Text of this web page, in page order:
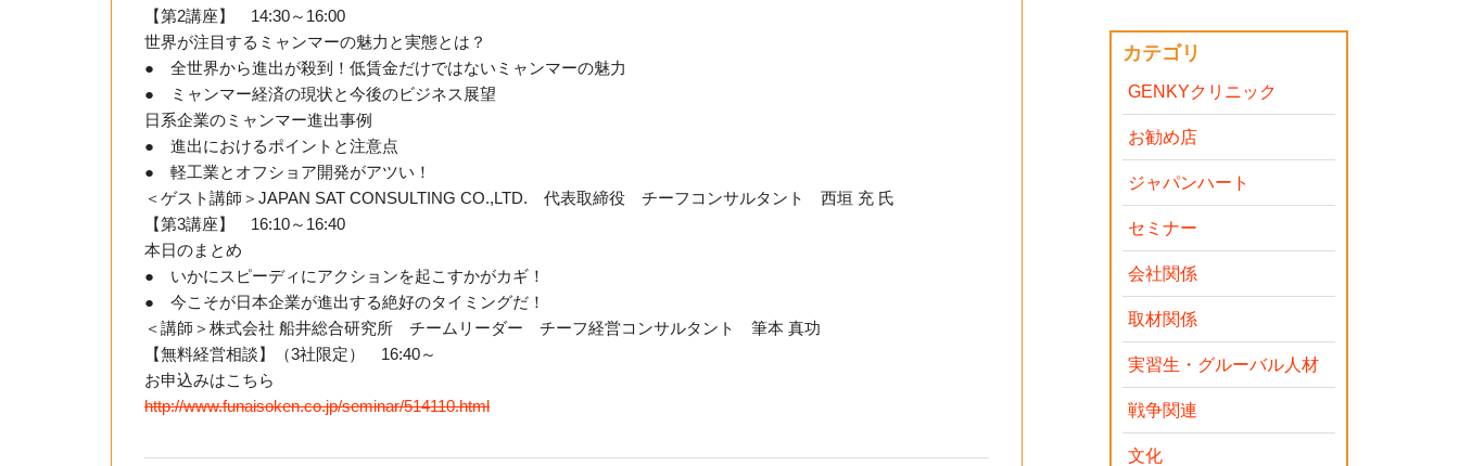
【第2講座】 14:30～16:00
世界が注目するミャンマーの魅力と実態とは？
● 全世界から進出が殺到！低賃金だけではないミャンマーの魅力
● ミャンマー経済の現状と今後のビジネス展望
日系企業のミャンマー進出事例
● 進出におけるポイントと注意点
● 軽工業とオフショア開発がアツい！
＜ゲスト講師＞JAPAN SAT CONSULTING CO.,LTD. 代表取締役 チーフコンサルタント 西垣 充 氏
【第3講座】 16:10～16:40
本日のまとめ
● いかにスピーディにアクションを起こすかがカギ！
● 今こそが日本企業が進出する絶好のタイミングだ！
＜講師＞株式会社 船井総合研究所 チームリーダー チーフ経営コンサルタント 筆本 真功
【無料経営相談】（3社限定） 16:40～
お申込みはこちら
http://www.funaisoken.co.jp/seminar/514110.html
カテゴリ
GENKYクリニック
お勧め店
ジャパンハート
セミナー
会社関係
取材関係
実習生・グルーバル人材
戦争関連
文化